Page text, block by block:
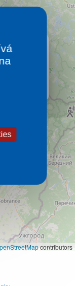
Slovensku
ani
contributors